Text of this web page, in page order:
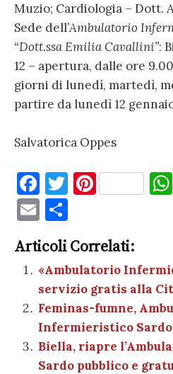
Muzio; Cardiologia – Dott.
Sede dell’Ambulatorio
“Dott.ssa Emilia Cavallini”:
12 – apertura, dalle ore
giorni di lunedì, martedì,
partire da lunedì 12
Salvatorica Oppes
F
a
c
e
b
o
o
k
T
te
r
Pi
es
t
E
m
ai
l
n
di
vi
di
Articoli Correlati:
«Ambulatorio
servizio gratis alla
Feminas-fumne,
Infermieristico
Biella, riapre
Sardo pubblico e